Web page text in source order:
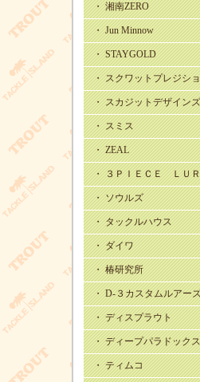
・ 湘南ZERO
・ Jun Minnow
・ STAYGOLD
・ スクワットプレジシ
・ スカジットデザインズ
・ スミス
・ ZEAL
・ ３ＰＩＥＣＥ ＬＵ
・ ソウルズ
・ タックルハウス
・ ダイワ
・ 椿研究所
・ D-３カスタムルアー
・ ディスプラウト
・ ディープパラドックス
・ ティムコ